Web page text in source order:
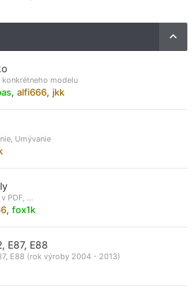
konkrétneho modelu
, alfi666, jkk
Umývanie
PDF, ...
, fox1k
E87, E88
E88 (rok výroby 2004 - 2013)